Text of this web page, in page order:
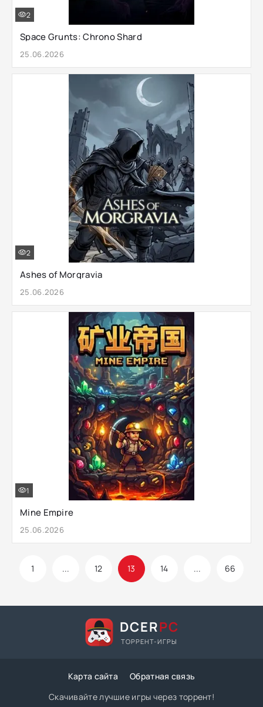
Space Grunts: Chrono Shard
25.06.2026
2
Ashes of Morgravia
25.06.2026
2
Mine Empire
25.06.2026
1
1 ... 12 13 14 ... 66
DCERPC
ТОРРЕНТ-ИГРЫ
Карта сайта
Обратная связь
Скачивайте лучшие игры через торрент!